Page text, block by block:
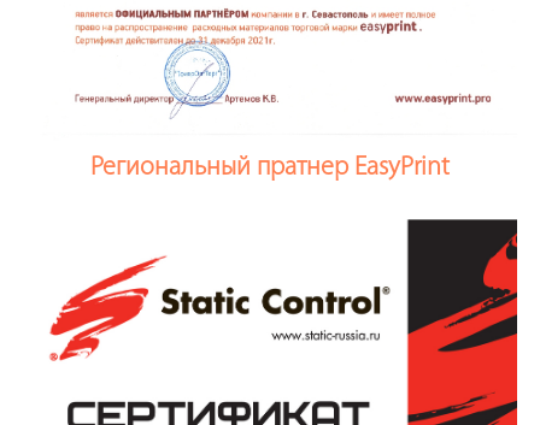
Региональный пратнер EasyPrint